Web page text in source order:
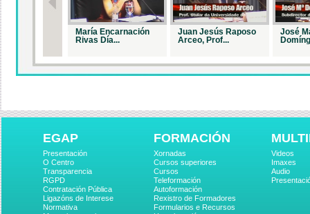
María Encarnación
Rivas Día...
Juan Jesús Raposo
Arceo, Prof...
José
EGAP
Presentación
O Centro
Transparencia
RGPD
Contratación Pública
Ligazóns de Interese
Normativa
FORMACIÓN
Xornadas
Cursos superiores
Cursos
Teleformación
Autoformación
Rexistro de Formadores
Formularios e Recursos
Videos
Imaxes
Audio